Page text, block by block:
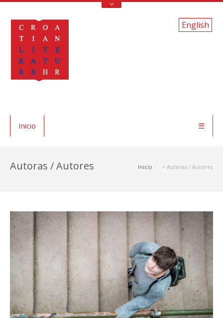
English
Inicio ☰
Inicio > Autoras / Autores
Autoras / Autores